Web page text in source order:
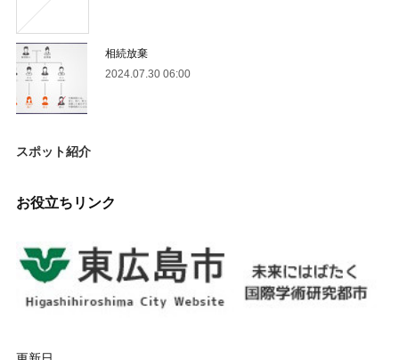
相続放棄
2024.07.30 06:00
スポット紹介
お役立ちリンク